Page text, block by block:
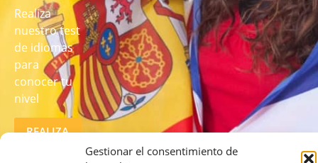
Gestionar el consentimiento de
Realiza
nuestro test
de idiomas
para
conocer tu
nivel
REALIZA